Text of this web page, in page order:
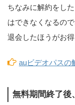
ちなみに解約をし
はできなくなるの
退会したほうがお得
auビデオパスの
無料期間終了後